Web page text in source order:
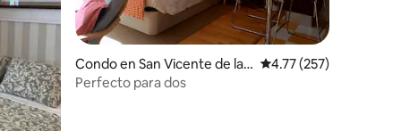
Condo en San Vicente de la
Barquera
Calificación promedio:
4.77 (257)
Perfecto para dos